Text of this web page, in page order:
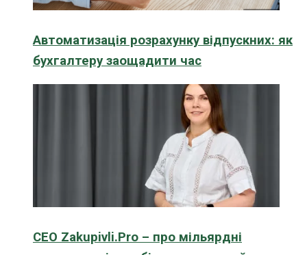
Автоматизація розрахунку відпускних: як
бухгалтеру заощадити час
CEO Zakupivli.Pro – про мільярдні